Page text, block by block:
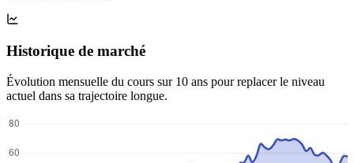
Historique de marché
Évolution mensuelle du cours sur 10 ans pour replacer le niveau
actuel dans sa trajectoire longue.